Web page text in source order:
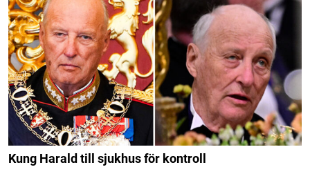
Kung Harald till sjukhus för kontroll